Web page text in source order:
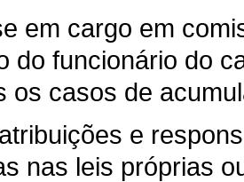
em cargo em
do funcionário do
os casos de
e
nas leis próprias